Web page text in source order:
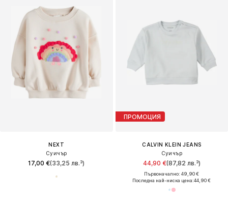
NEXT
Суичър
17,00 €(33,25 лв.³)
ПРОМОЦИЯ
CALVIN KLEIN JEANS
Суичър
44,90 €(87,82 лв.³)
Първоначално: 49,90 €
Последна най-ниска цена:44,90 €